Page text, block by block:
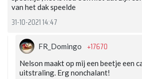
van het dak speelde
31-10-2021 14:47
FR_Domingo +17670
Nelson maakt op mij een beetje een
uitstraling. Erg nonchalant!